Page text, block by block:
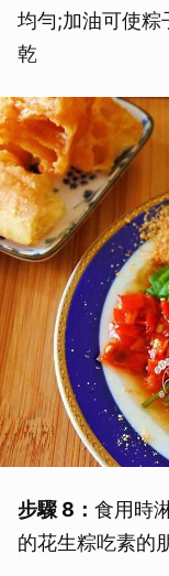
均勻;加油可使粽
乾
步驟 8： 食用時
的花生粽吃素的